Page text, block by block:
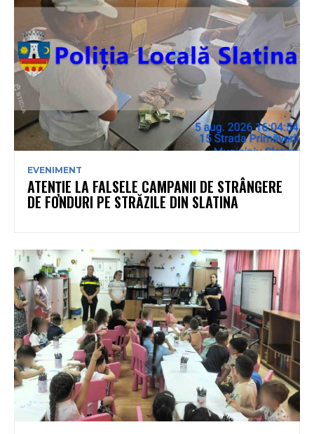
EVENIMENT
ATENȚIE LA FALSELE CAMPANII DE STRÂNGERE
DE FONDURI PE STRĂZILE DIN SLATINA